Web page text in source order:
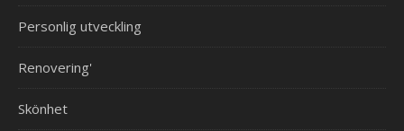
Personlig utveckling
Renovering'
Skönhet